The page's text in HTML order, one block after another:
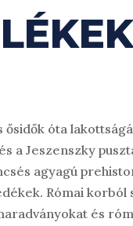
ősidők óta
a Jeszenszky
agyagú
Római korból
és